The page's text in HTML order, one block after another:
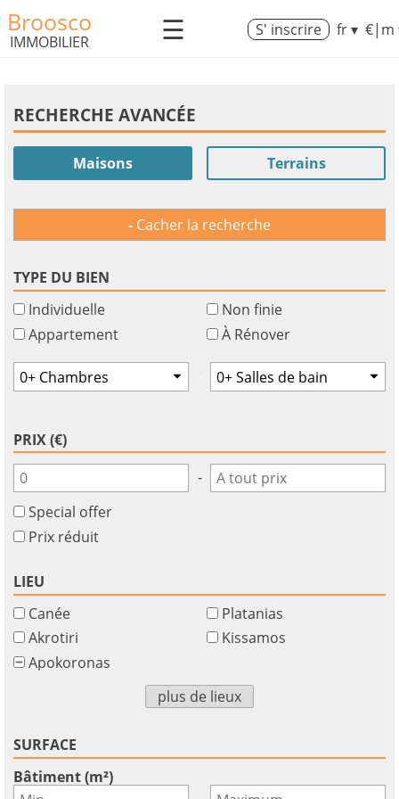
Broosco
IMMOBILIER ☰ S' inscrire fr ▾ €|m
RECHERCHE AVANCÉE
Maisons Terrains
Cacher la recherche
TYPE DU BIEN
Individuelle
Appartement
Non finie
À Rénover
PRIX (€)
-
Special offer
Prix réduit
LIEU
Canée
Akrotiri
Apokoronas
Platanias
Kissamos
plus de lieux
SURFACE
Bâtiment (m²)